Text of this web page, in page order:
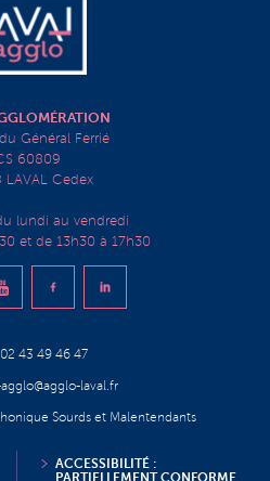
Général Ferrié
60809
LAVAL Cedex
lundi au vendredi
et de 13h30 à 17h30
02 43 49 46 47
laval.fr
Sourds et Malentendants
ACCESSIBILITÉ :
PARTIELLEMENT CONFORME